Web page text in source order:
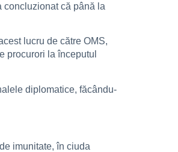
concluzionat că până la
lucru de către OMS,
procurori la începutul
diplomatice, făcându-
imunitate, în ciuda